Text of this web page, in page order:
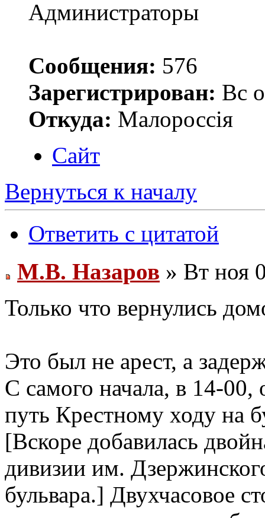
Администраторы
Сообщения: 576
Зарегистрирован: Вс
Откуда: Малороссiя
Сайт
Вернуться к началу
Ответить с цитатой
М.В. Назаров » Вт ноя
Только что вернулись
Это был не арест, а
С самого начала, в 14-
путь Крестному ходу на
[Вскоре добавилась
дивизии им.
бульвара.] Двухчасовое